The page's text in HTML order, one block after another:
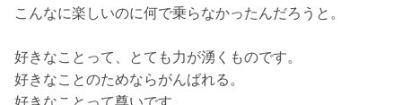
こんなに楽しいのに何で乗らなかったんだろうと。
好きなことって、とても力が湧くものです。
好きなことのためならがんばれる。